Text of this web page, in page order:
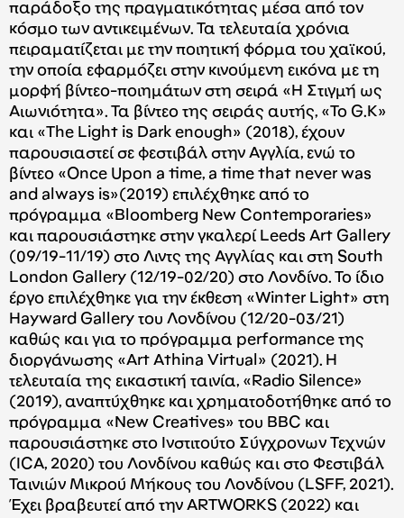
παράδοξο της πραγματικότητας μέσα από τον
κόσμο των αντικειμένων. Τα τελευταία χρόνια
πειραματίζεται με την ποιητική φόρμα του χαϊκού,
την οποία εφαρμόζει στην κινούμενη εικόνα με τη
μορφή βίντεο-ποιημάτων στη σειρά «Η Στιγμή ως
Αιωνιότητα». Τα βίντεο της σειράς αυτής, «To G.K»
και «The Light is Dark enough» (2018), έχουν
παρουσιαστεί σε φεστιβάλ στην Αγγλία, ενώ το
βίντεο «Once Upon a time, a time that never was
and always is»(2019) επιλέχθηκε από το
πρόγραμμα «Bloomberg New Contemporaries»
και παρουσιάστηκε στην γκαλερί Leeds Art Gallery
(09/19-11/19) στο Λιντς της Αγγλίας και στη South
London Gallery (12/19-02/20) στο Λονδίνο. Το ίδιο
έργο επιλέχθηκε για την έκθεση «Winter Light» στη
Hayward Gallery του Λονδίνου (12/20-03/21)
καθώς και για το πρόγραμμα performance της
διοργάνωσης «Art Athina Virtual» (2021). Η
τελευταία της εικαστική ταινία, «Radio Silence»
(2019), αναπτύχθηκε και χρηματοδοτήθηκε από το
πρόγραμμα «New Creatives» του BBC και
παρουσιάστηκε στο Iνστιτούτο Σύγχρονων Τεχνών
(ICA, 2020) του Λονδίνου καθώς και στο Φεστιβάλ
Ταινιών Μικρού Μήκους του Λονδίνου (LSFF, 2021).
Έχει βραβευτεί από την ARTWORKS (2022) και